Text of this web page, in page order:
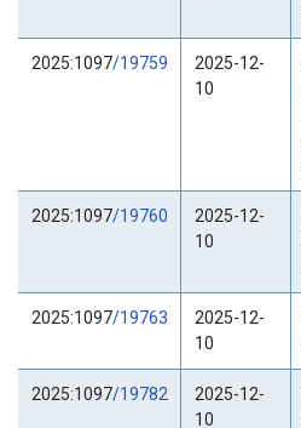
2025:1097/19759
2025-12-
10
2025:1097/19760
2025-12-
10
2025:1097/19763
2025-12-
10
2025:1097/19782
2025-12-
10